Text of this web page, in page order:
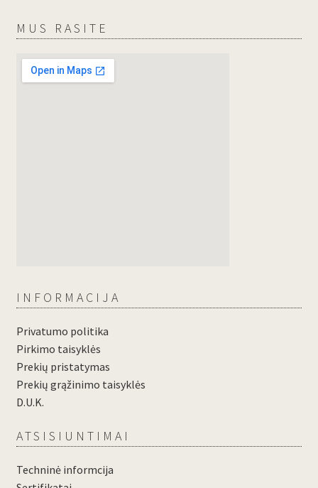
MUS RASITE
INFORMACIJA
Privatumo politika
Pirkimo taisyklės
Prekių pristatymas
Prekių grąžinimo taisyklės
D.U.K.
ATSISIUNTIMAI
Techninė informcija